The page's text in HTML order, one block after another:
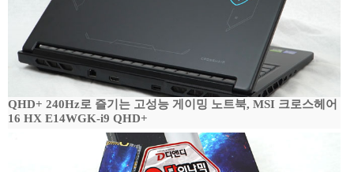
QHD+ 240Hz로 즐기는 고성능 게이밍 노트북, MSI 크로스헤어
16 HX E14WGK-i9 QHD+